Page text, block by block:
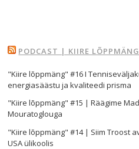
PODCAST | KIIRE LÕPPMÄNG
"Kiire lõppmäng" #16 I
energiasäästu ja kvaliteedi prisma
"Kiire lõppmäng" #15 | Räägime
Mouratoglouga
"Kiire lõppmäng" #14 | Siim Troost
USA ülikoolis
Navigeerimine